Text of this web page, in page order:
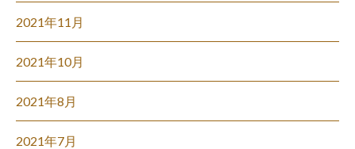
2021年11月
2021年10月
2021年8月
2021年7月